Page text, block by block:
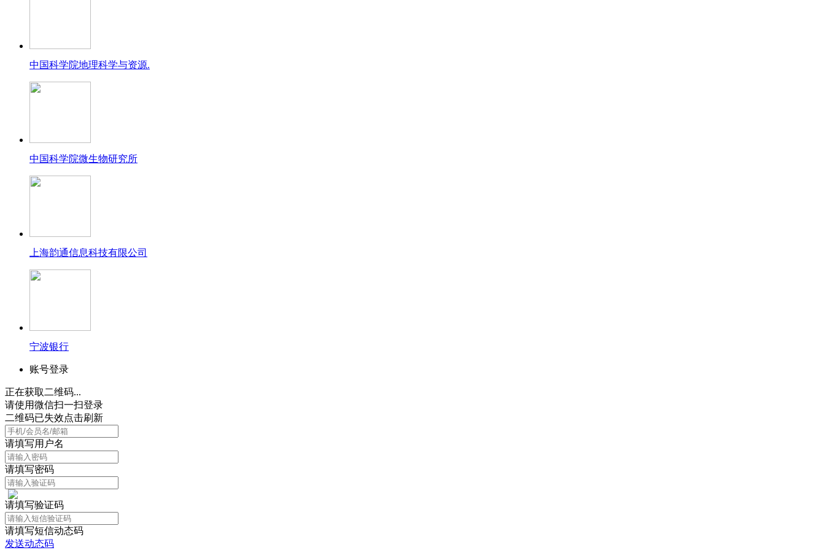
中国科学院地理科学与资源.
中国科学院微生物研究所
上海韵通信息科技有限公司
宁波银行
账号登录
正在获取二维码...
请使用微信扫一扫登录
二维码已失效点击刷新
请填写用户名
请填写密码
请填写验证码
请填写短信动态码
发送动态码